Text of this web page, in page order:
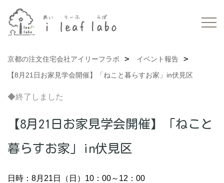
京都の注文住宅会社アイリーフラボ
イベント報告
【8月21日お家見学会開催】「ねこと暮らすお家」in伏見区
◆終了しました
【8月21日お家見学会開催】「ねこと
暮らすお家」in伏見区
日時：8月21日（日）10：00～12：00